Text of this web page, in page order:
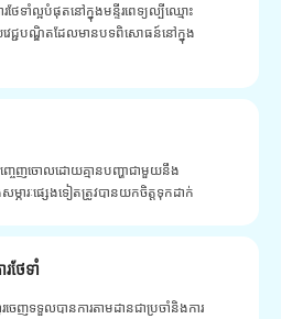
ថែទាំល្អបំផុតនៅក្នុងមន្ទីរពេទ្យល្បីឈ្មោះ
េជ្ជបណ្ឌិតដែលមានបទពិសោធន៍នៅក្នុង
ចេញចោលដោយគ្មានបញ្ហាជាមួយនឹង
ភារៈផ្សេងទៀតត្រូវបានយកចិត្តទុកដាក់
ថែទាំ
ចេញ​ទទួល​បាន​ការ​តាមដាន​ជា​ប្រចាំ​និង​ការ​